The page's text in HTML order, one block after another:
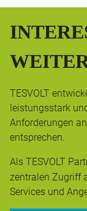
TESVOLT
leistungsstark
Anforderungen
entsprechen.
Als TESVOLT
zentralen Zugriff
Services und